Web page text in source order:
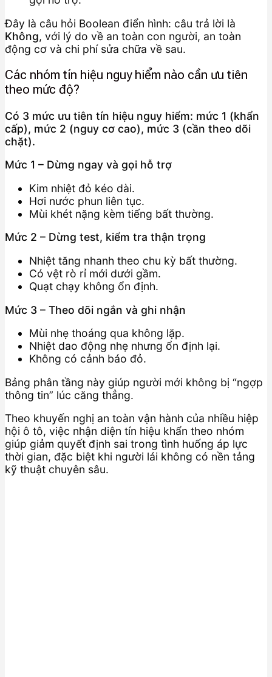
Đây là câu hỏi Boolean điển hình: câu trả lời là
Không, với lý do về an toàn con người, an toàn
động cơ và chi phí sửa chữa về sau.
Các nhóm tín hiệu nguy hiểm nào cần ưu tiên
theo mức độ?
Có 3 mức ưu tiên tín hiệu nguy hiểm: mức 1 (khẩn
cấp), mức 2 (nguy cơ cao), mức 3 (cần theo dõi
chặt).
Mức 1 – Dừng ngay và gọi hỗ trợ
Kim nhiệt đỏ kéo dài.
Hơi nước phun liên tục.
Mùi khét nặng kèm tiếng bất thường.
Mức 2 – Dừng test, kiểm tra thận trọng
Nhiệt tăng nhanh theo chu kỳ bất thường.
Có vệt rò rỉ mới dưới gầm.
Quạt chạy không ổn định.
Mức 3 – Theo dõi ngắn và ghi nhận
Mùi nhẹ thoáng qua không lặp.
Nhiệt dao động nhẹ nhưng ổn định lại.
Không có cảnh báo đỏ.
Bảng phân tầng này giúp người mới không bị “ngợp
thông tin” lúc căng thẳng.
Theo khuyến nghị an toàn vận hành của nhiều hiệp
hội ô tô, việc nhận diện tín hiệu khẩn theo nhóm
giúp giảm quyết định sai trong tình huống áp lực
thời gian, đặc biệt khi người lái không có nền tảng
kỹ thuật chuyên sâu.